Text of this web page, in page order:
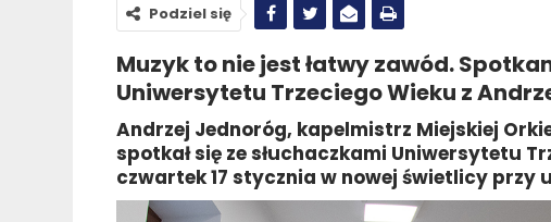
Podziel się
Muzyk to nie jest łatwy zawód.
Uniwersytetu Trzeciego Wieku z
Andrzej Jednoróg, kapelmistrz Miejskiej
spotkał się ze słuchaczkami Uniwersytetu
czwartek 17 stycznia w nowej świetlicy przy